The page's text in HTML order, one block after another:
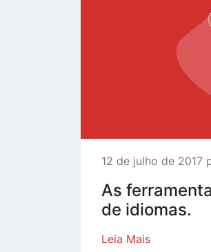
12 de julho de 2017
As
de idiomas.
Leia Mais